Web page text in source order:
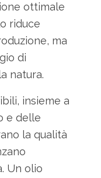
ottimale
riduce
ma
di
natura.
insieme a
e delle
la qualità
Un olio